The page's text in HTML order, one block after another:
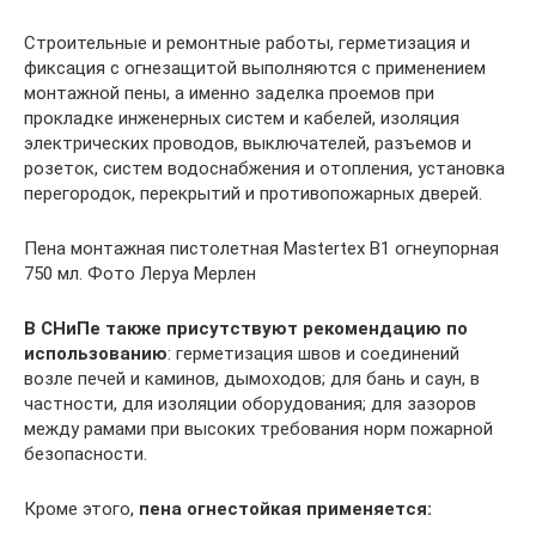
Строительные и ремонтные работы, герметизация и
фиксация с огнезащитой выполняются с применением
монтажной пены, а именно заделка проемов при
прокладке инженерных систем и кабелей, изоляция
электрических проводов, выключателей, разъемов и
розеток, систем водоснабжения и отопления, установка
перегородок, перекрытий и противопожарных дверей.
Пена монтажная пистолетная Mastertex B1 огнеупорная
750 мл. Фото Леруа Мерлен
В СНиПе также присутствуют рекомендацию по
использованию: герметизация швов и соединений
возле печей и каминов, дымоходов; для бань и саун, в
частности, для изоляции оборудования; для зазоров
между рамами при высоких требования норм пожарной
безопасности.
Кроме этого, пена огнестойкая применяется: